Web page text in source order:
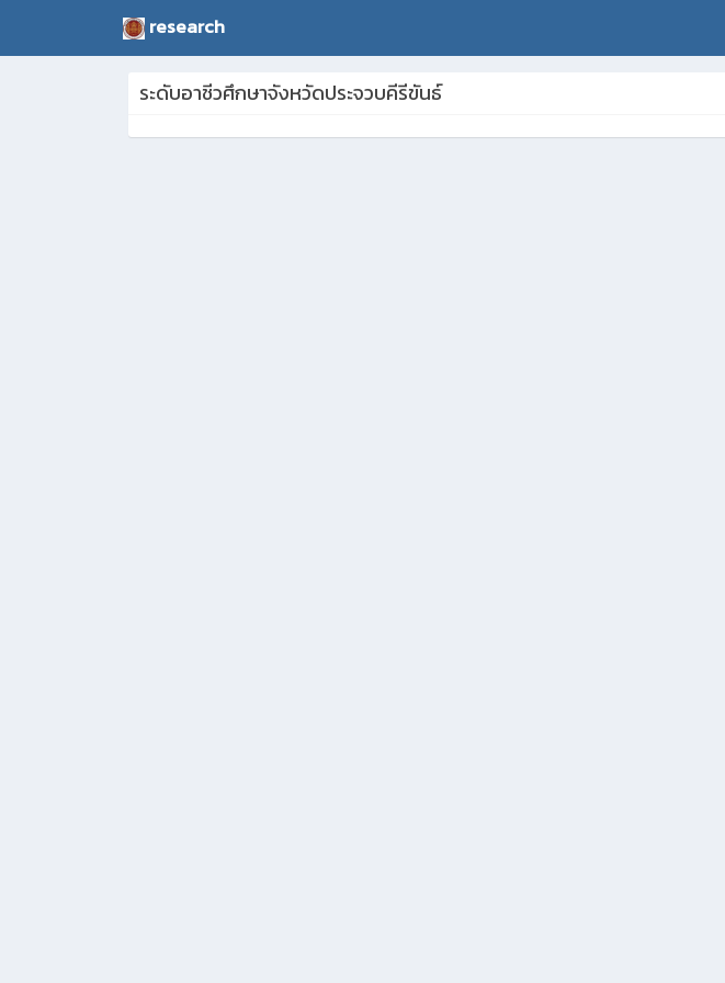
research
ระดับอาชีวศึกษาจังหวัดประจวบคีรีขันธ์